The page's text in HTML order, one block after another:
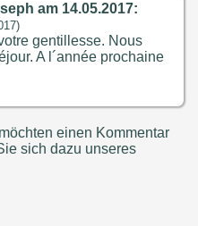
am 14.05.2017:
gentillesse. Nous
A l´année prochaine
einen Kommentar
sich dazu unseres